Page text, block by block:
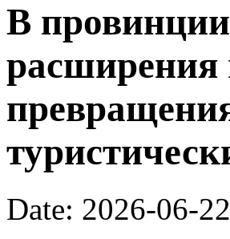
В
расширения
Date: 2026-06-22